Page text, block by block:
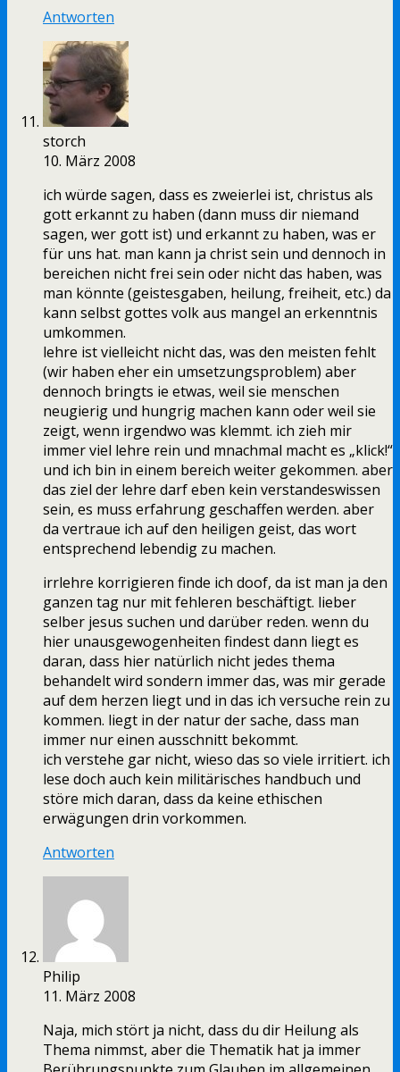
Antworten
storch
10. März 2008
ich würde sagen, dass es zweierlei ist, christus als
gott erkannt zu haben (dann muss dir niemand
sagen, wer gott ist) und erkannt zu haben, was er
für uns hat. man kann ja christ sein und dennoch in
bereichen nicht frei sein oder nicht das haben, was
man könnte (geistesgaben, heilung, freiheit, etc.) da
kann selbst gottes volk aus mangel an erkenntnis
umkommen.
lehre ist vielleicht nicht das, was den meisten fehlt
(wir haben eher ein umsetzungsproblem) aber
dennoch bringts ie etwas, weil sie menschen
neugierig und hungrig machen kann oder weil sie
zeigt, wenn irgendwo was klemmt. ich zieh mir
immer viel lehre rein und mnachmal macht es „klick!“
und ich bin in einem bereich weiter gekommen. aber
das ziel der lehre darf eben kein verstandeswissen
sein, es muss erfahrung geschaffen werden. aber
da vertraue ich auf den heiligen geist, das wort
entsprechend lebendig zu machen.
irrlehre korrigieren finde ich doof, da ist man ja den
ganzen tag nur mit fehleren beschäftigt. lieber
selber jesus suchen und darüber reden. wenn du
hier unausgewogenheiten findest dann liegt es
daran, dass hier natürlich nicht jedes thema
behandelt wird sondern immer das, was mir gerade
auf dem herzen liegt und in das ich versuche rein zu
kommen. liegt in der natur der sache, dass man
immer nur einen ausschnitt bekommt.
ich verstehe gar nicht, wieso das so viele irritiert. ich
lese doch auch kein militärisches handbuch und
störe mich daran, dass da keine ethischen
erwägungen drin vorkommen.
Antworten
Philip
11. März 2008
Naja, mich stört ja nicht, dass du dir Heilung als
Thema nimmst, aber die Thematik hat ja immer